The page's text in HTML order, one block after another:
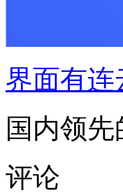
界面有连
国内领
评论